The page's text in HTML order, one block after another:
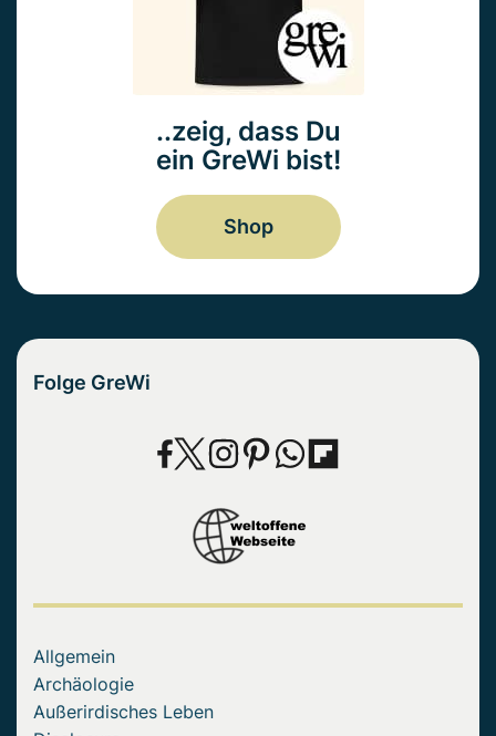
..zeig, dass Du
ein GreWi bist!
Shop
Folge GreWi
Allgemein
Archäologie
Außerirdisches Leben